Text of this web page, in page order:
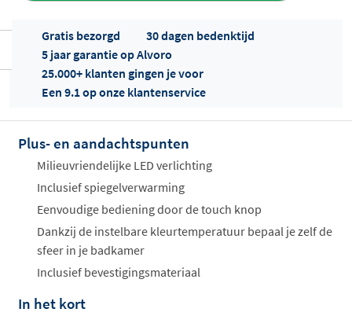
Offertes
ophalen...
Gratis bezorgd
30 dagen bedenktijd
5 jaar garantie op Alvoro
25.000+ klanten gingen je voor
Een 9.1 op onze klantenservice
Plus- en aandachtspunten
Milieuvriendelijke LED verlichting
Inclusief spiegelverwarming
Eenvoudige bediening door de touch knop
Dankzij de instelbare kleurtemperatuur bepaal je zelf de
sfeer in je badkamer
Inclusief bevestigingsmateriaal
In het kort